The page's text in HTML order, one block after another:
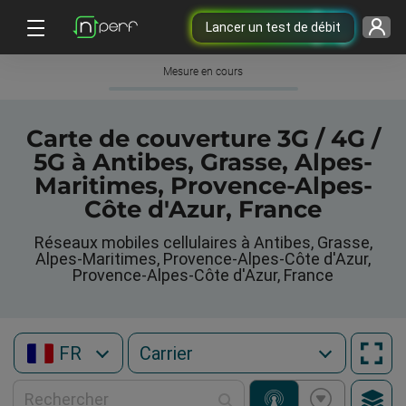
Lancer un test de débit
Mesure en cours
Carte de couverture 3G / 4G /
5G à Antibes, Grasse, Alpes-
Maritimes, Provence-Alpes-
Côte d'Azur, France
Réseaux mobiles cellulaires à Antibes, Grasse,
Alpes-Maritimes, Provence-Alpes-Côte d'Azur,
Provence-Alpes-Côte d'Azur, France
FR